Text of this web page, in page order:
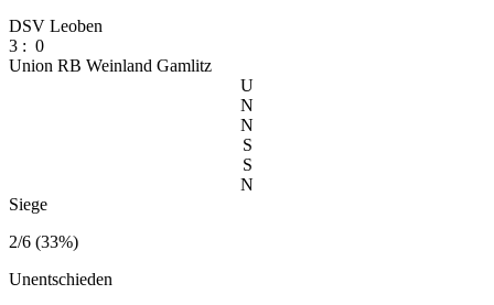
DSV Leoben
3 : 0
Union RB Weinland Gamlitz
U
N
N
S
S
N
Siege
2/6 (33%)
Unentschieden